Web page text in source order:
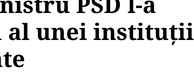
al unei instituții